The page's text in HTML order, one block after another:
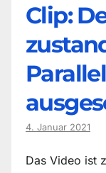
Clip:
4. Januar 2021
Das Video ist